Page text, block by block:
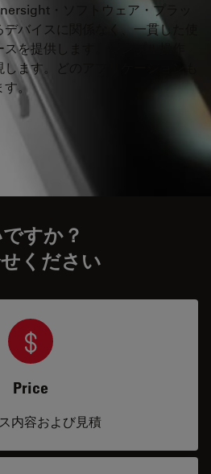
・ソフトウェア・プラッ
バイスに関係なく、一貫した使
を提供します。シンプル操作
ます。どのアプリケーションも
す。
すか？
ください
Price
内容および見積